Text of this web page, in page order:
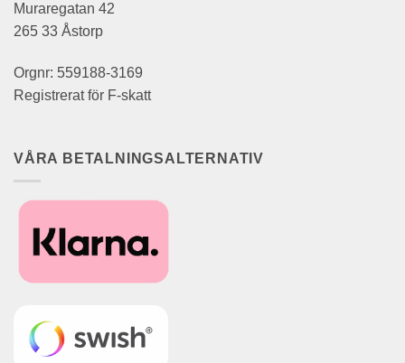
Muraregatan 42
265 33 Åstorp
Orgnr: 559188-3169
Registrerat för F-skatt
VÅRA BETALNINGSALTERNATIV